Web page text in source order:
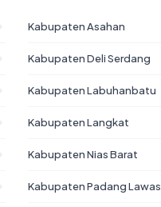
Kabupaten Asahan
Kabupaten Deli Serdang
Kabupaten Labuhanbatu
Kabupaten Langkat
Kabupaten Nias Barat
Kabupaten Padang Lawas